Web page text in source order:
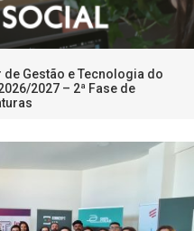
Gestão e Tecnologia do
2027 – 2ª Fase de